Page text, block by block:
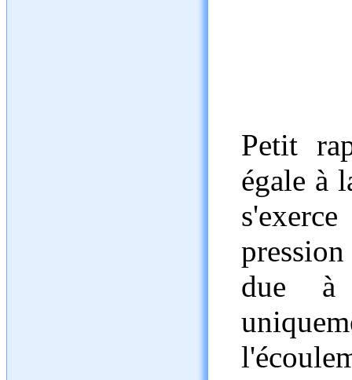
Petit
égale à
due à